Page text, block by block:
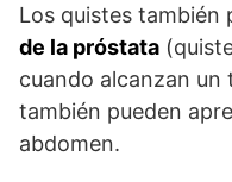
Los quistes también
de la próstata
cuando alcanzan un
también pueden
abdomen.